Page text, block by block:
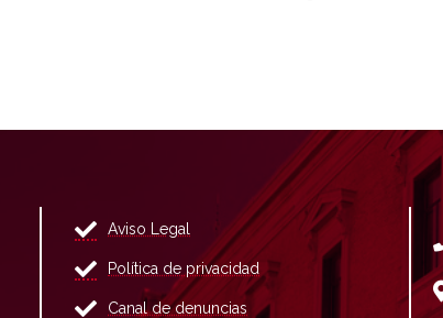
Aviso Legal
Política de privacidad
Canal de denuncias